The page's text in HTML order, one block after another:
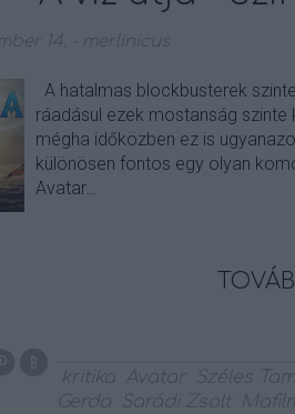
14. merlinicus
A hatalmas blockbusterek
ráadásul ezek mostanság szinte
mégha időközben ez is
különösen fontos egy olyan
Avatar…
kritika
Avatar Széles
Gerda
Sarádi Zsolt